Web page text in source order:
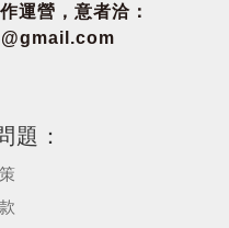
運營，意者洽：
題：